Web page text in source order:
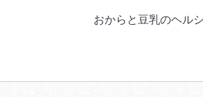
おからと豆乳のヘル